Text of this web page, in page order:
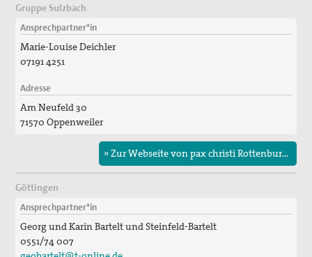
Gruppe Sulzbach
Ansprechpartner*in
Marie-Louise Deichler
07191 4251
Adresse
Am Neufeld 30
71570 Oppenweiler
» Zur Webseite von pax christi Rottenburg-Stuttgart
Göttingen
Ansprechpartner*in
Georg und Karin Bartelt und Steinfeld-Bartelt
0551/74 007